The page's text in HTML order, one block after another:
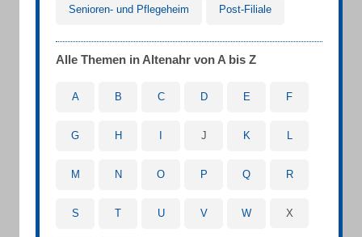
Senioren- und Pflegeheim Post-Filiale
Alle Themen in Altenahr von A bis Z
A B C D E F
G H J K L
M N O P Q R
S T U V W X